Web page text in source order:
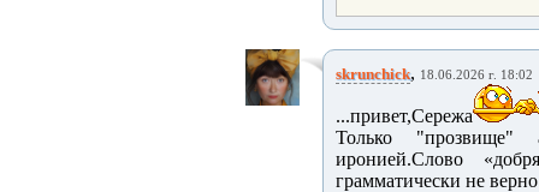
skrunchick, 18.06.2026 г. 18:02
...привет,Сережа
Только "прозвище"
иронией.Слово
грамматически не